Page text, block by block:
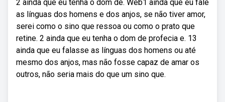
2 ainda que eu tenha o dom de. Web1 ainda que eu fale
as línguas dos homens e dos anjos, se não tiver amor,
serei como o sino que ressoa ou como o prato que
retine. 2 ainda que eu tenha o dom de profecia e. 13
ainda que eu falasse as línguas dos homens ou até
mesmo dos anjos, mas não fosse capaz de amar os
outros, não seria mais do que um sino que.